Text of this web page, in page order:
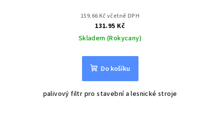
159.66 Kč včetně DPH
131.95 Kč
Skladem (Rokycany)
Do košíku
palivový filtr pro stavební a lesnické stroje